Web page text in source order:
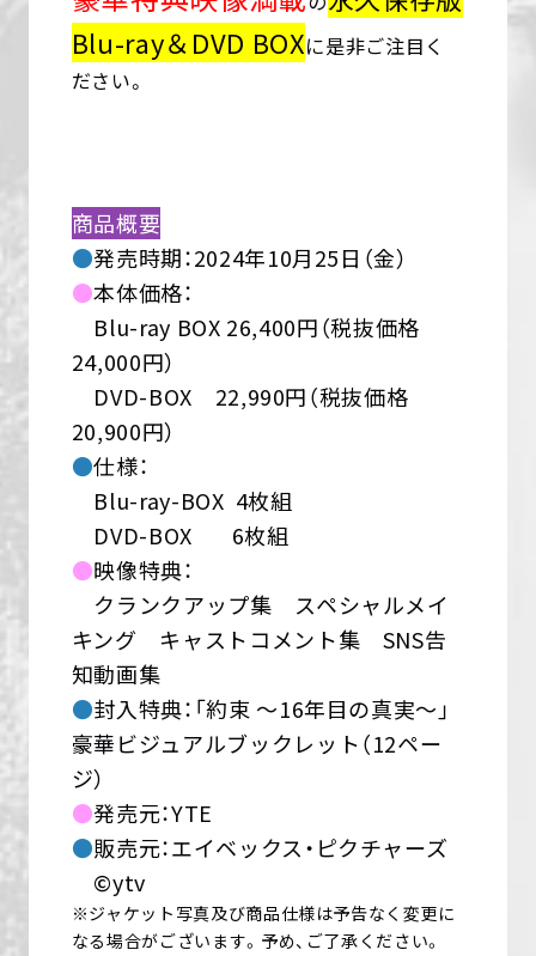
Blu-ray＆DVD BOXに是非ご注目く
ださい。
商品概要
●発売時期：2024年10月25日（金）
●本体価格：
Blu-ray BOX 26,400円（税抜価格
24,000円）
DVD-BOX 22,990円（税抜価格
20,900円）
●仕様：
Blu-ray-BOX 4枚組
DVD-BOX 6枚組
●映像特典：
クランクアップ集 スペシャルメイ
キング キャストコメント集 SNS告
知動画集
●封入特典：「約束 ～16年目の真実～」
豪華ビジュアルブックレット（12ペー
ジ）
●発売元：YTE
●販売元：エイベックス・ピクチャーズ
©ytv
※ジャケット写真及び商品仕様は予告なく変更に
なる場合がございます。予め、ご了承ください。